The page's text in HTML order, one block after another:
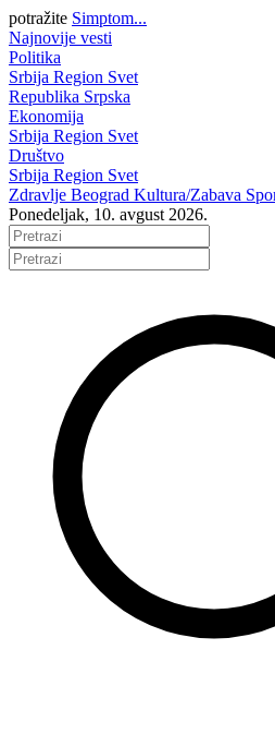
potražite Simptom...
Najnovije vesti
Politika
Srbija Region Svet
Republika Srpska
Ekonomija
Srbija Region Svet
Društvo
Srbija Region Svet
Zdravlje Beograd Kultura/Zabava
Ponedeljak, 10. avgust 2026.